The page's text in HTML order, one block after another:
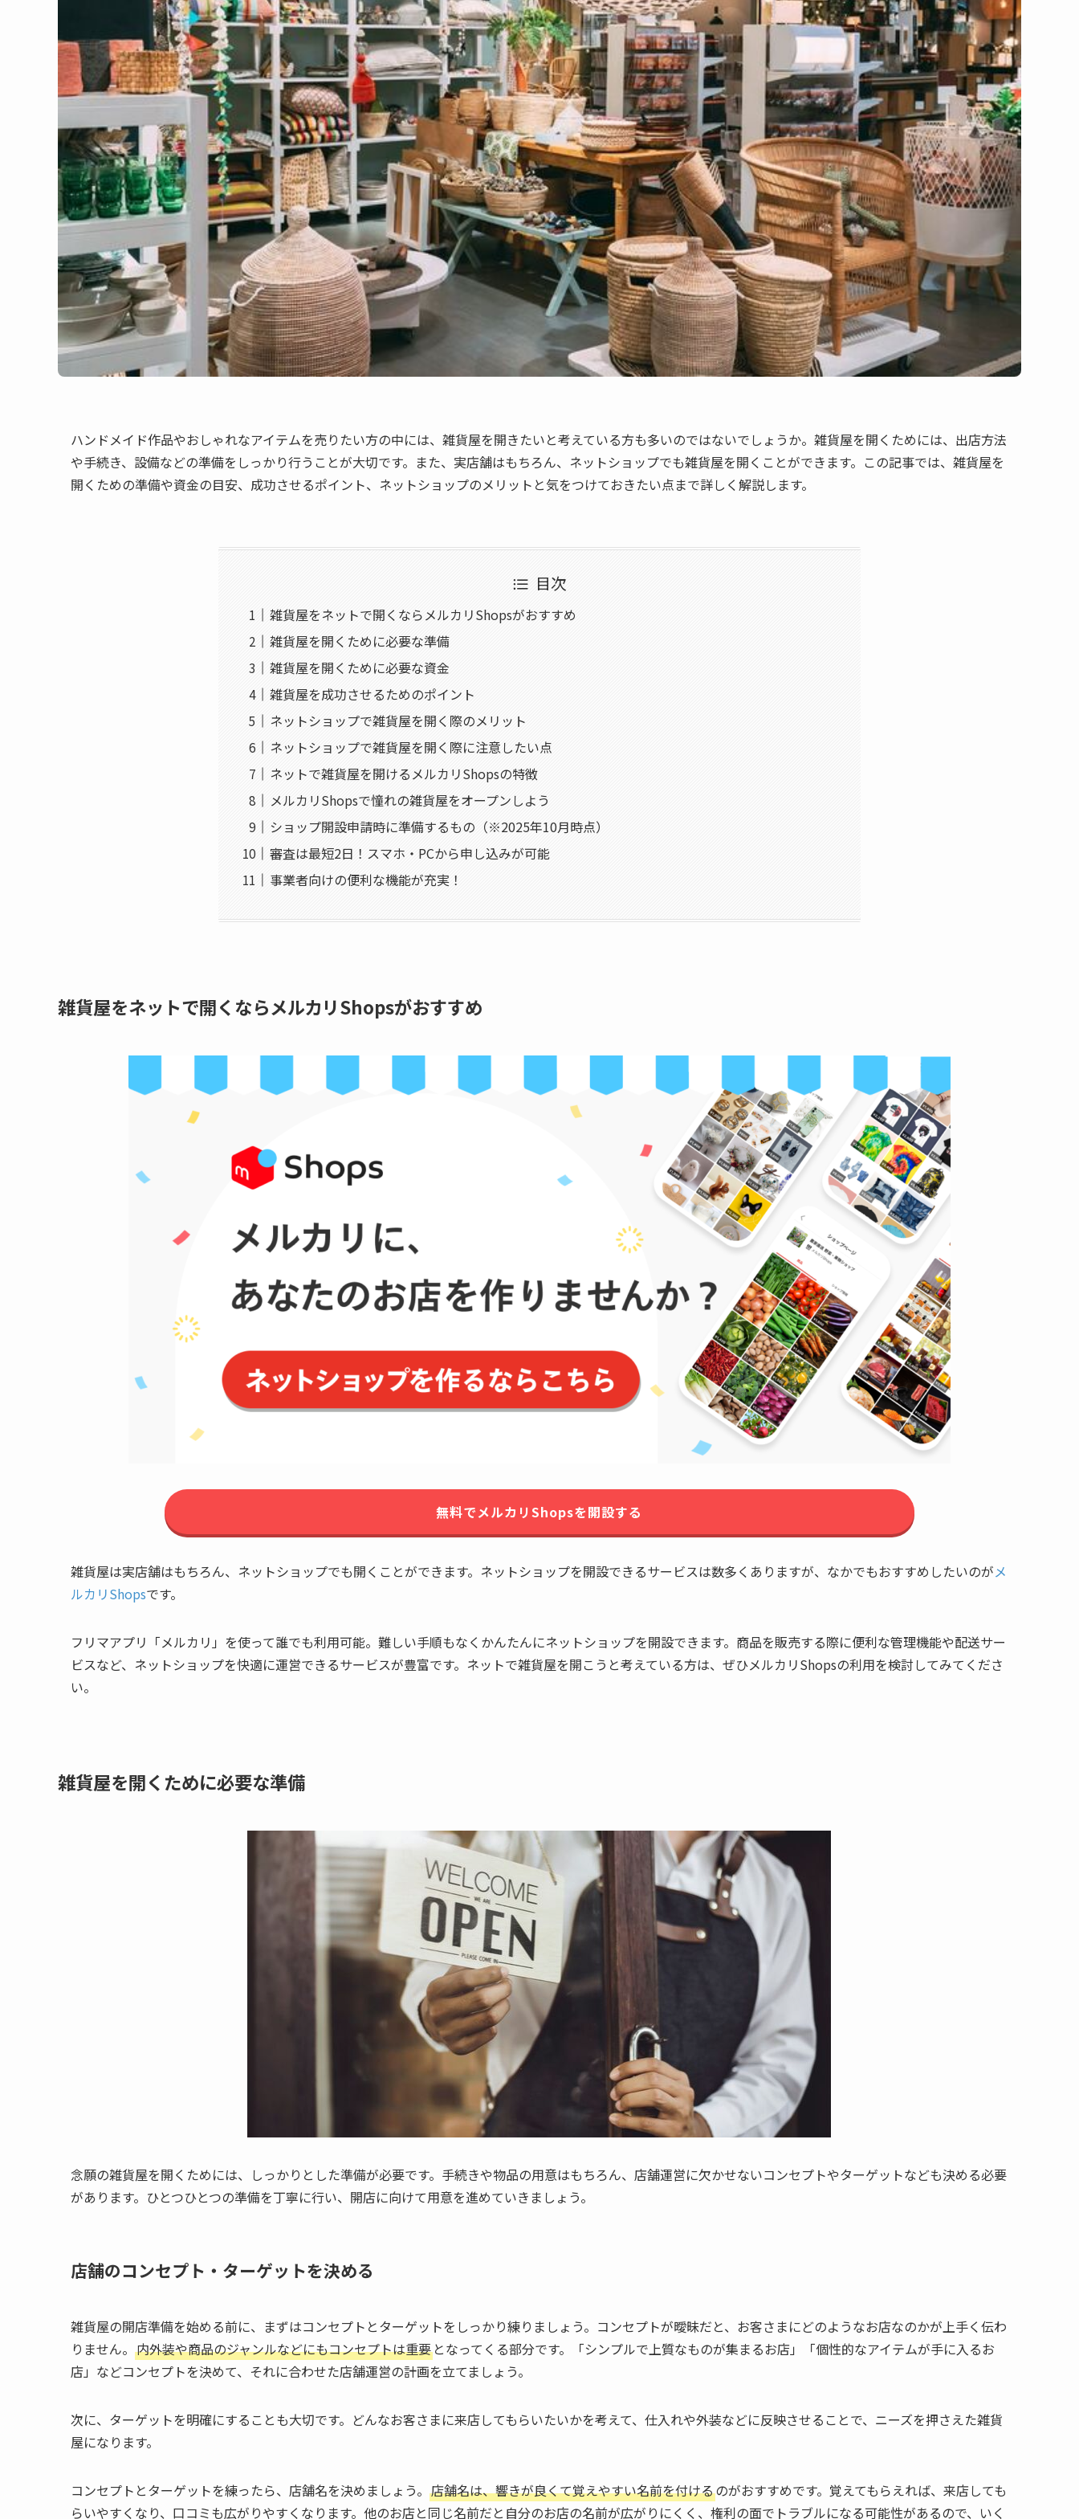
ハンドメイド作品やおしゃれなアイテムを売りたい方の中には、雑貨屋を開きたいと考えている方も多いのではないでしょうか。雑貨屋を開くためには、出店方法
や手続き、設備などの準備をしっかり行うことが大切です。また、実店舗はもちろん、ネットショップでも雑貨屋を開くことができます。この記事では、雑貨屋を
開くための準備や資金の目安、成功させるポイント、ネットショップのメリットと気をつけておきたい点まで詳しく解説します。
目次
雑貨屋をネットで開くならメルカリShopsがおすすめ
雑貨屋を開くために必要な準備
雑貨屋を開くために必要な資金
雑貨屋を成功させるためのポイント
ネットショップで雑貨屋を開く際のメリット
ネットショップで雑貨屋を開く際に注意したい点
ネットで雑貨屋を開けるメルカリShopsの特徴
メルカリShopsで憧れの雑貨屋をオープンしよう
ショップ開設申請時に準備するもの（※2025年10月時点）
審査は最短2日！スマホ・PCから申し込みが可能
事業者向けの便利な機能が充実！
雑貨屋をネットで開くならメルカリShopsがおすすめ
無料でメルカリShopsを開設する
雑貨屋は実店舗はもちろん、ネットショップでも開くことができます。ネットショップを開設できるサービスは数多くありますが、なかでもおすすめしたいのがメ
ルカリShopsです。
フリマアプリ「メルカリ」を使って誰でも利用可能。難しい手順もなくかんたんにネットショップを開設できます。商品を販売する際に便利な管理機能や配送サー
ビスなど、ネットショップを快適に運営できるサービスが豊富です。ネットで雑貨屋を開こうと考えている方は、ぜひメルカリShopsの利用を検討してみてくださ
い。
雑貨屋を開くために必要な準備
念願の雑貨屋を開くためには、しっかりとした準備が必要です。手続きや物品の用意はもちろん、店舗運営に欠かせないコンセプトやターゲットなども決める必要
があります。ひとつひとつの準備を丁寧に行い、開店に向けて用意を進めていきましょう。
店舗のコンセプト・ターゲットを決める
雑貨屋の開店準備を始める前に、まずはコンセプトとターゲットをしっかり練りましょう。コンセプトが曖昧だと、お客さまにどのようなお店なのかが上手く伝わ
りません。 内外装や商品のジャンルなどにもコンセプトは重要 となってくる部分です。「シンプルで上質なものが集まるお店」「個性的なアイテムが手に入るお
店」などコンセプトを決めて、それに合わせた店舗運営の計画を立てましょう。
次に、ターゲットを明確にすることも大切です。どんなお客さまに来店してもらいたいかを考えて、仕入れや外装などに反映させることで、ニーズを押さえた雑貨
屋になります。
コンセプトとターゲットを練ったら、店舗名を決めましょう。 店舗名は、響きが良くて覚えやすい名前を付けるのがおすすめです。覚えてもらえれば、来店しても
らいやすくなり、口コミも広がりやすくなります。他のお店と同じ名前だと自分のお店の名前が広がりにくく、権利の面でトラブルになる可能性があるので、いく